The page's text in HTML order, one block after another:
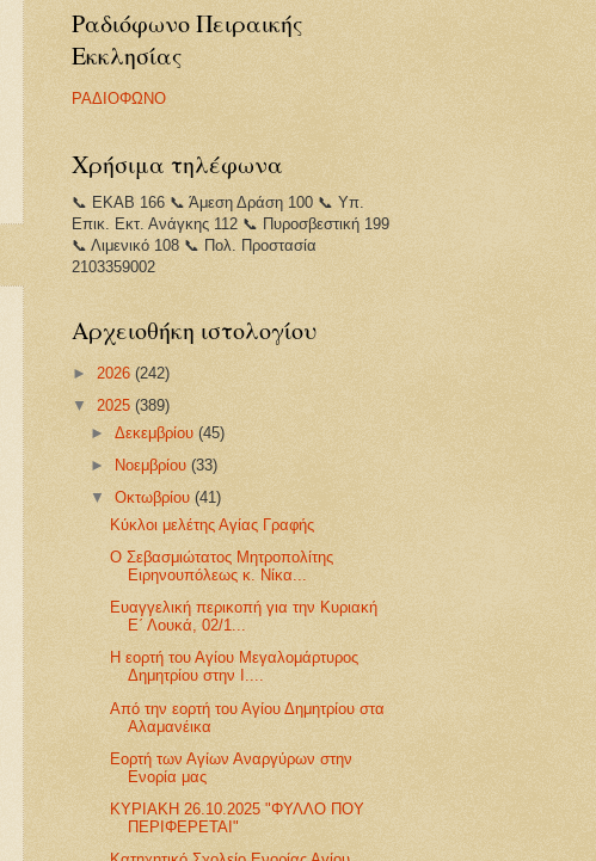
Ραδιόφωνο Πειραικής
Εκκλησίας
ΡΑΔΙΟΦΩΝΟ
Χρήσιμα τηλέφωνα
📞 ΕΚΑΒ 166 📞 Άμεση Δράση 100 📞 Υπ.
Επικ. Εκτ. Ανάγκης 112 📞 Πυροσβεστική 199
📞 Λιμενικό 108 📞 Πολ. Προστασία
2103359002
Αρχειοθήκη ιστολογίου
► 2026 (242)
▼ 2025 (389)
► Δεκεμβρίου (45)
►
Νοεμβρίου (33)
▼ Οκτωβρίου (41)
Κύκλοι μελέτης Αγίας Γραφής
Ο Σεβασμιώτατος Μητροπολίτης
Ειρηνουπόλεως κ. Νίκα...
Ευαγγελική περικοπή για την Κυριακή
Ε΄ Λουκά, 02/1...
Η εορτή του Αγίου Μεγαλομάρτυρος
Δημητρίου στην Ι....
Από την εορτή του Αγίου Δημητρίου στα
Αλαμανέικα
Εορτή των Αγίων Αναργύρων στην
Ενορία μας
ΚΥΡΙΑΚΗ 26.10.2025 "ΦΥΛΛΟ ΠΟΥ
ΠΕΡΙΦΕΡΕΤΑΙ"